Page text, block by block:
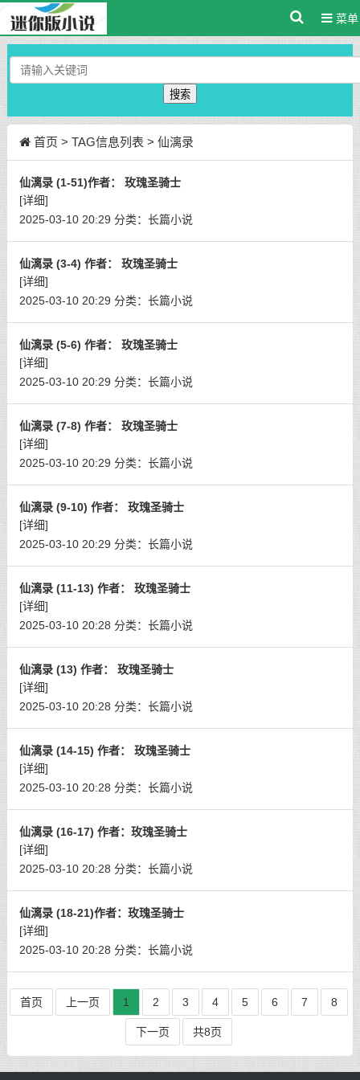
菜单
搜索
首页 > TAG信息列表 > 仙漓录
仙漓录 (1-51)作者： 玫瑰圣骑士
[详细]
2025-03-10 20:29 分类： 长篇小说
仙漓录 (3-4) 作者： 玫瑰圣骑士
[详细]
2025-03-10 20:29 分类： 长篇小说
仙漓录 (5-6) 作者： 玫瑰圣骑士
[详细]
2025-03-10 20:29 分类： 长篇小说
仙漓录 (7-8) 作者： 玫瑰圣骑士
[详细]
2025-03-10 20:29 分类： 长篇小说
仙漓录 (9-10) 作者： 玫瑰圣骑士
[详细]
2025-03-10 20:29 分类： 长篇小说
仙漓录 (11-13) 作者： 玫瑰圣骑士
[详细]
2025-03-10 20:28 分类： 长篇小说
仙漓录 (13) 作者： 玫瑰圣骑士
[详细]
2025-03-10 20:28 分类： 长篇小说
仙漓录 (14-15) 作者： 玫瑰圣骑士
[详细]
2025-03-10 20:28 分类： 长篇小说
仙漓录 (16-17) 作者：玫瑰圣骑士
[详细]
2025-03-10 20:28 分类： 长篇小说
仙漓录 (18-21)作者：玫瑰圣骑士
[详细]
2025-03-10 20:28 分类： 长篇小说
首页 上一页 1 2 3 4 5 6 7 8
下一页 共8页